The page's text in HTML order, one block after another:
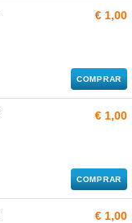
€ 1,00
COMPRAR
€ 1,00
COMPRAR
€ 1,00